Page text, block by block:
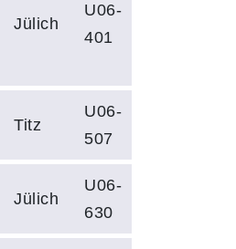
Jülich
U06-
401
Titz
U06-
507
Jülich
U06-
630